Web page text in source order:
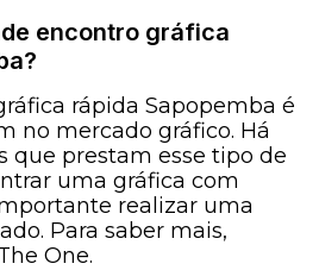
encontro gráfica
rápida Sapopemba é
no mercado gráfico. Há
que prestam esse tipo de
uma gráfica com
realizar uma
Para saber mais,
One.